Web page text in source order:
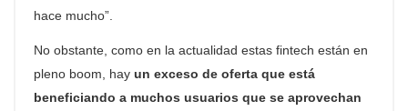
hace mucho”.
No obstante, como en la actualidad estas fintech están en
pleno boom, hay un exceso de oferta que está
beneficiando a muchos usuarios que se aprovechan